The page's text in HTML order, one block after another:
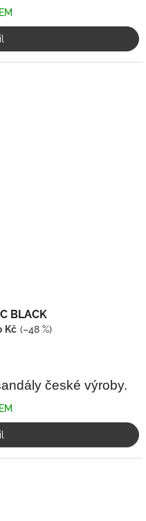
BLACK
Kč (–48 %)
české výroby.